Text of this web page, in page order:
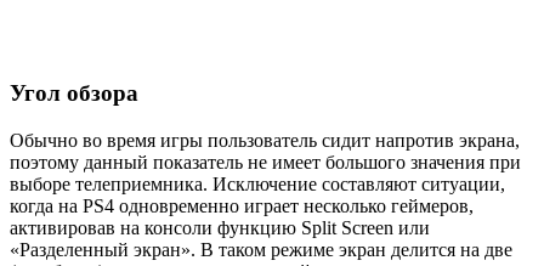
Угол обзора
Обычно во время игры пользователь сидит напротив экрана,
поэтому данный показатель не имеет большого значения при
выборе телеприемника. Исключение составляют ситуации,
когда на PS4 одновременно играет несколько геймеров,
активировав на консоли функцию Split Screen или
«Разделенный экран». В таком режиме экран делится на две